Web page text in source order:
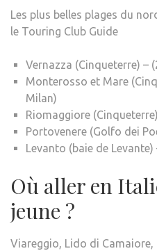
Les plus belles plages du
le Touring Club Guide
Vernazza (Cinqueterre) –
Monterosso et Mare
Milan)
Riomaggiore
Portovenere (Golfo dei
Levanto (baie de
Où aller en
jeune ?
Viareggio, Lido di